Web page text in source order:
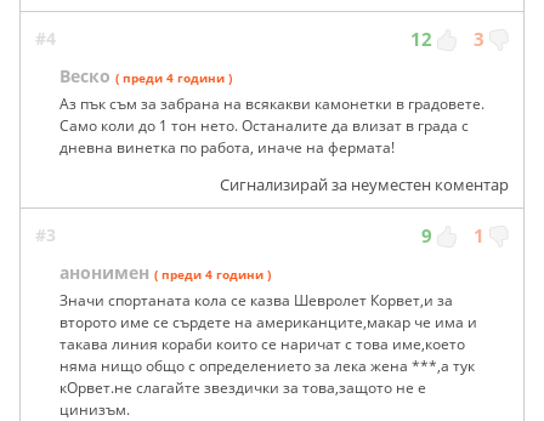
#4 12 3
Веско ( преди 4 години )
Аз пък съм за забрана на всякакви камонетки в градовете.
Само коли до 1 тон нето. Останалите да влизат в града с
дневна винетка по работа, иначе на фермата!
Сигнализирай за неуместен коментар
#3 9 1
анонимен ( преди 4 години )
Значи спортаната кола се казва Шевролет Корвет,и за
второто име се сърдете на американците,макар че има и
такава линия кораби които се наричат с това име,което
няма нищо общо с определението за лека жена ***,а тук
кОрвет.не слагайте звездички за това,защото не е
цинизъм.